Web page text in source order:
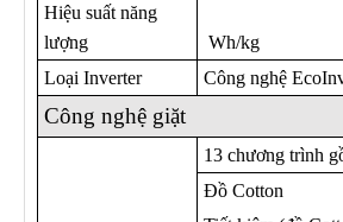
Hiệu suất năng
lượng
Wh/kg
Loại Inverter
Công nghệ
Công nghệ giặt
13 chương trình
Đồ Cotton